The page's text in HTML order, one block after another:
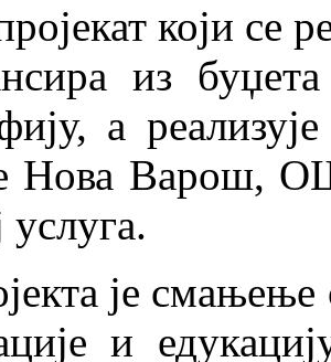
који се
из
а
Нова Варош, ОШ
услуга.
је
и